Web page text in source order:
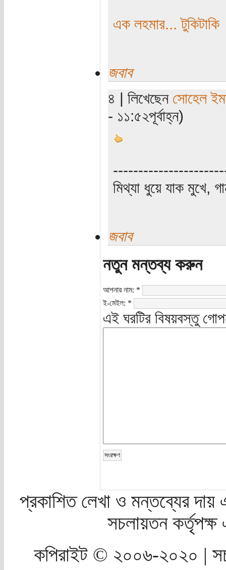
এক লহমার... টুকিটাকি
জবাব
৪ | লিখেছেন সোহেল
- ১১:৫২পূর্বাহ্ন)
মিথ্যা ধুয়ে যাক মুখে,
জবাব
নতুন মন্তব্য করুন
আপনার নাম: *
ই-মেইল: *
এই ঘরটির বিষয়বস্তু
প্রকাশিত লেখা ও মন্তব্যের দায়
সচলায়তন
কপিরাইট © ২০০৬-২০২০ |